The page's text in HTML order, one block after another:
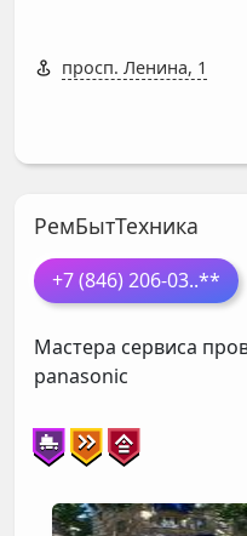
просп. Ленина, 1
РемБытТехника
+7 (846) 206-03..**
Мастера сервиса
panasonic